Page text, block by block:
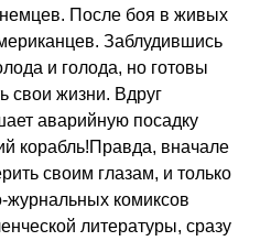
После боя в живых
Заблудившись
и голода, но готовы
свои жизни. Вдруг
аварийную посадку
корабль!Правда, вначале
своим глазам, и только
комиксов
литературы, сразу